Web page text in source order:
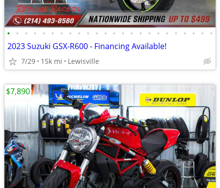
• • • • • • • • • • • • • • • • • • • • • • • •
2023 Suzuki GSX-R600 - Financing Available!
7/29 15k mi Lewisville
$7,890